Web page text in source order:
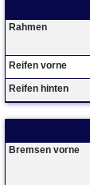
Rahmen
Reifen vorne
Reifen hinten
Bremsen vorne